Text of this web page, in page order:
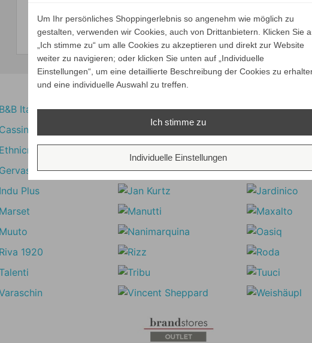
ALLE VARIANTEN
ZEIGEN
Unsere Marken
Um Ihr persönliches Shoppingerlebnis so angenehm wie möglich zu
gestalten, verwenden wir Cookies, auch von Drittanbietern. Klicken Sie
„Ich stimme zu“ um alle Cookies zu akzeptieren und direkt zur Website
weiter zu navigieren; oder klicken Sie unten auf „Individuelle
Einstellungen“, um eine detaillierte Beschreibung der Cookies zu
und eine individuelle Auswahl zu treffen.
Ich stimme zu
Individuelle Einstellungen